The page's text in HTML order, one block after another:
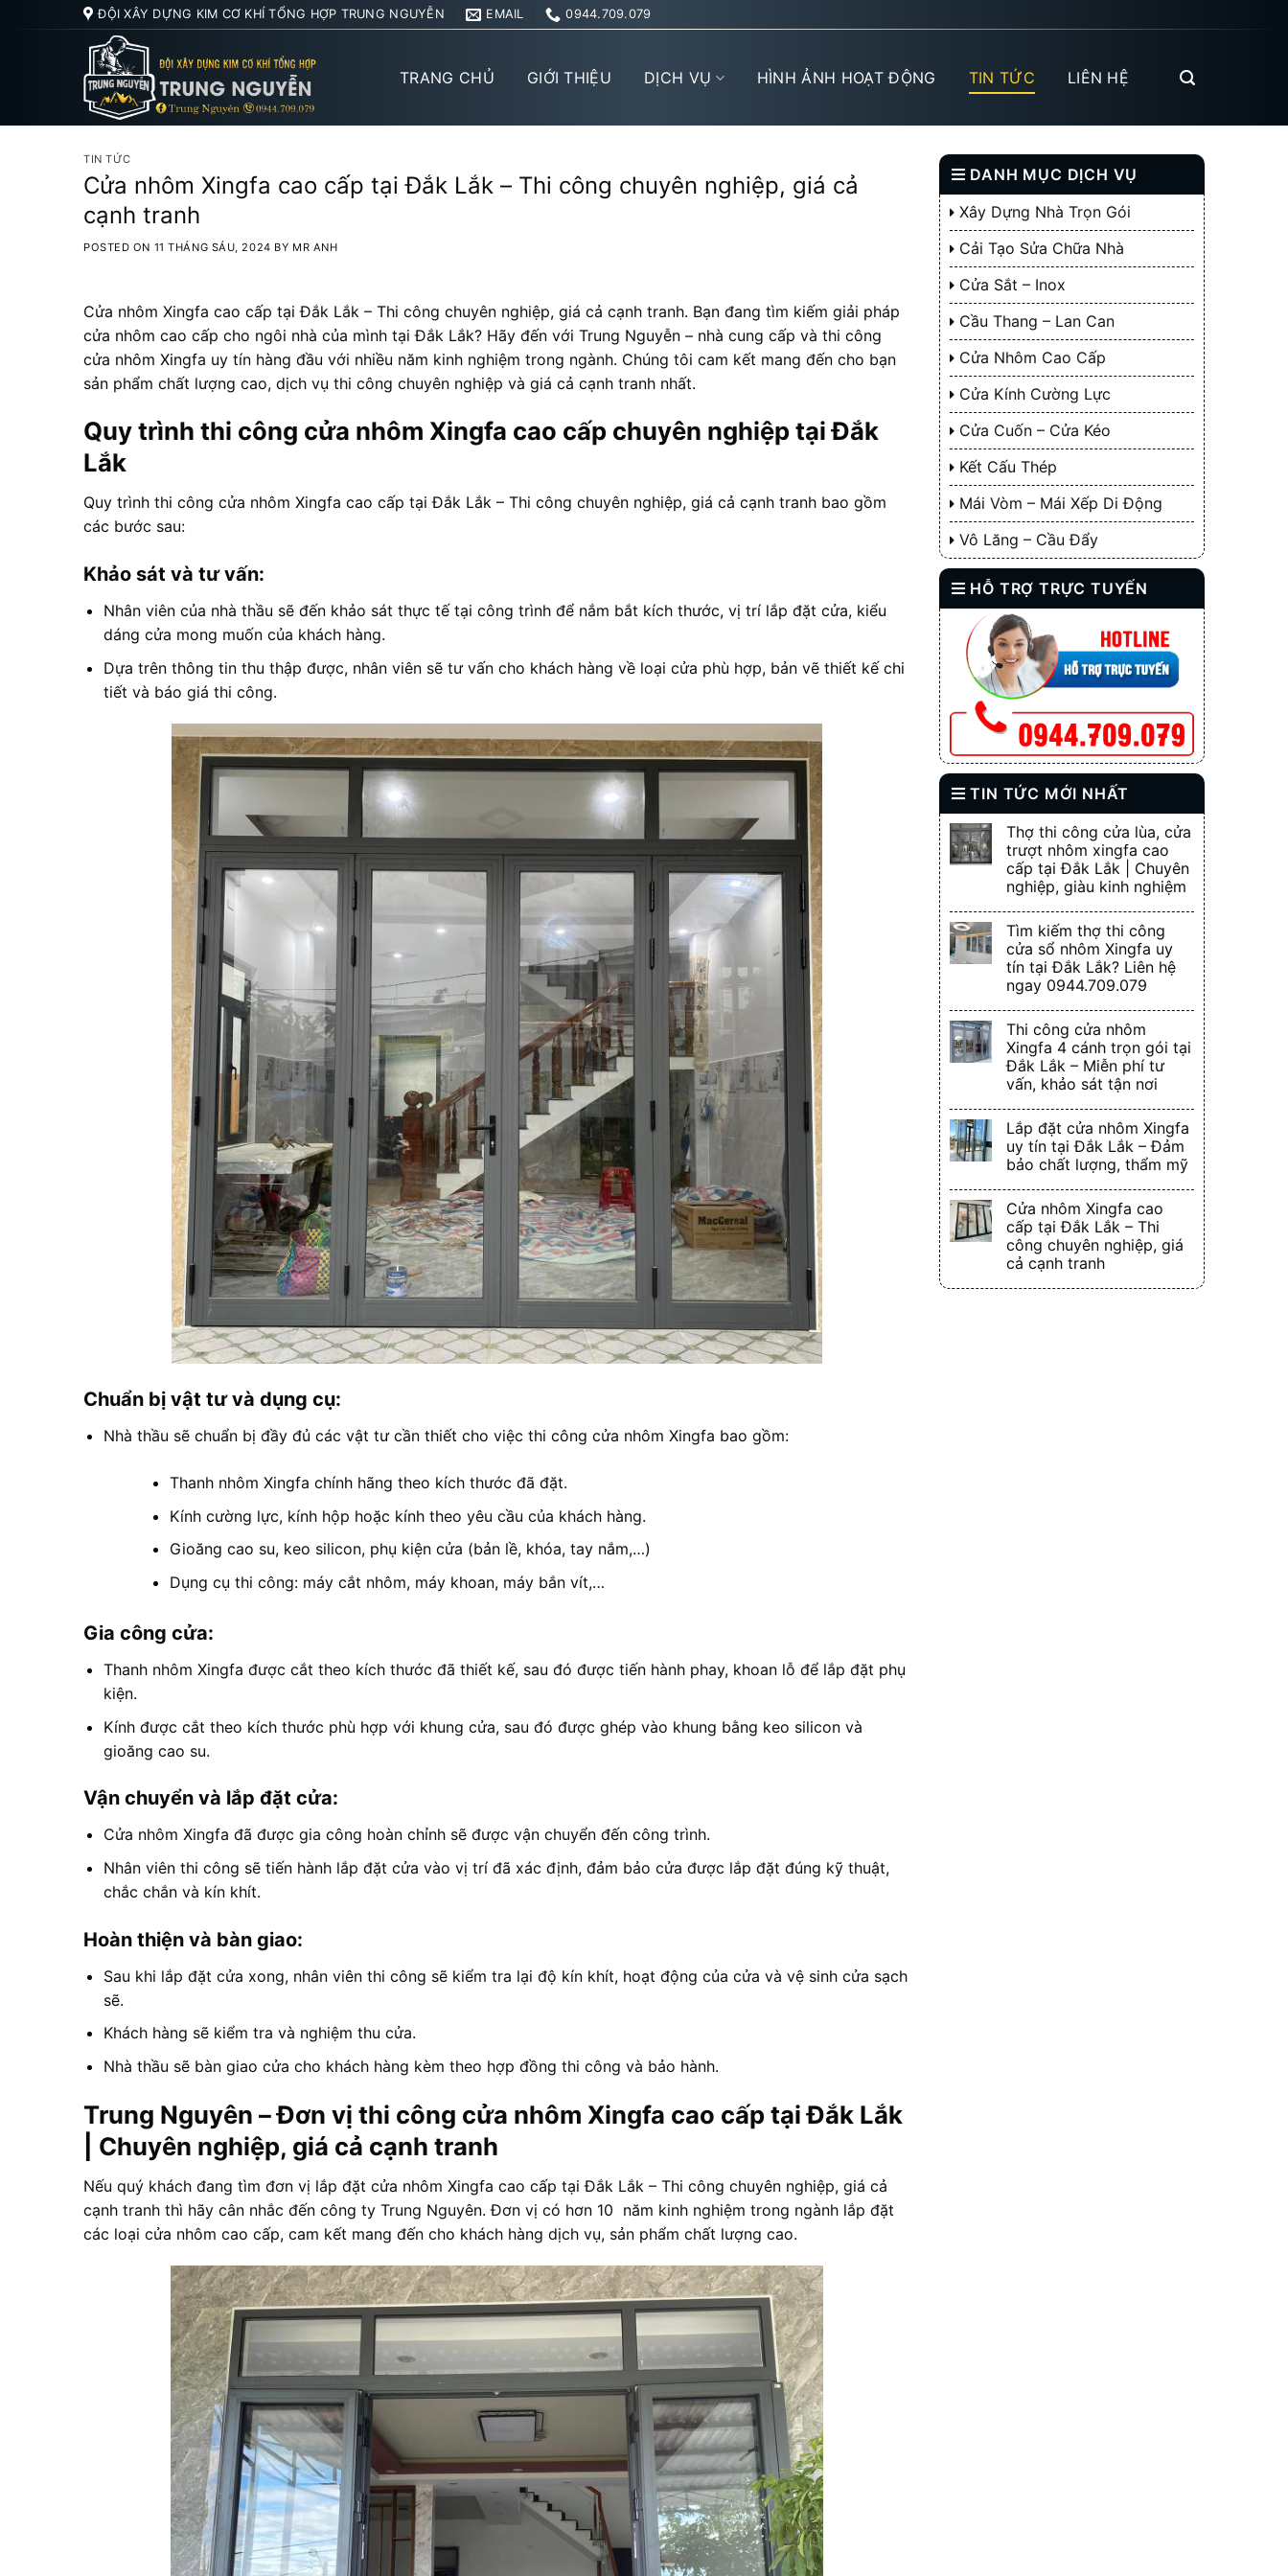
ĐỘI XÂY DỰNG KIM CƠ KHÍ TỔNG HỢP TRUNG NGUYỄN EMAIL 0944.709.079
TRANG CHỦ GIỚI THIỆU DỊCH VỤ HÌNH ẢNH HOẠT ĐỘNG TIN TỨC LIÊN HỆ
TIN TỨC
Cửa nhôm Xingfa cao cấp tại Đắk Lắk – Thi công chuyên nghiệp, giá cả
cạnh tranh
POSTED ON 11 THÁNG SÁU, 2024 BY MR ANH
Cửa nhôm Xingfa cao cấp tại Đắk Lắk – Thi công chuyên nghiệp, giá cả cạnh tranh. Bạn đang tìm kiếm giải pháp
cửa nhôm cao cấp cho ngôi nhà của mình tại Đắk Lắk? Hãy đến với Trung Nguyễn – nhà cung cấp và thi công
cửa nhôm Xingfa uy tín hàng đầu với nhiều năm kinh nghiệm trong ngành. Chúng tôi cam kết mang đến cho bạn
sản phẩm chất lượng cao, dịch vụ thi công chuyên nghiệp và giá cả cạnh tranh nhất.
Quy trình thi công cửa nhôm Xingfa cao cấp chuyên nghiệp tại Đắk
Lắk
Quy trình thi công cửa nhôm Xingfa cao cấp tại Đắk Lắk – Thi công chuyên nghiệp, giá cả cạnh tranh bao gồm
các bước sau:
Khảo sát và tư vấn:
Nhân viên của nhà thầu sẽ đến khảo sát thực tế tại công trình để nắm bắt kích thước, vị trí lắp đặt cửa, kiểu
dáng cửa mong muốn của khách hàng.
Dựa trên thông tin thu thập được, nhân viên sẽ tư vấn cho khách hàng về loại cửa phù hợp, bản vẽ thiết kế chi
tiết và báo giá thi công.
Chuẩn bị vật tư và dụng cụ:
Nhà thầu sẽ chuẩn bị đầy đủ các vật tư cần thiết cho việc thi công cửa nhôm Xingfa bao gồm:
Thanh nhôm Xingfa chính hãng theo kích thước đã đặt.
Kính cường lực, kính hộp hoặc kính theo yêu cầu của khách hàng.
Gioăng cao su, keo silicon, phụ kiện cửa (bản lề, khóa, tay nắm,…)
Dụng cụ thi công: máy cắt nhôm, máy khoan, máy bắn vít,…
Gia công cửa:
Thanh nhôm Xingfa được cắt theo kích thước đã thiết kế, sau đó được tiến hành phay, khoan lỗ để lắp đặt phụ
kiện.
Kính được cắt theo kích thước phù hợp với khung cửa, sau đó được ghép vào khung bằng keo silicon và
gioăng cao su.
Vận chuyển và lắp đặt cửa:
Cửa nhôm Xingfa đã được gia công hoàn chỉnh sẽ được vận chuyển đến công trình.
Nhân viên thi công sẽ tiến hành lắp đặt cửa vào vị trí đã xác định, đảm bảo cửa được lắp đặt đúng kỹ thuật,
chắc chắn và kín khít.
Hoàn thiện và bàn giao:
Sau khi lắp đặt cửa xong, nhân viên thi công sẽ kiểm tra lại độ kín khít, hoạt động của cửa và vệ sinh cửa sạch
sẽ.
Khách hàng sẽ kiểm tra và nghiệm thu cửa.
Nhà thầu sẽ bàn giao cửa cho khách hàng kèm theo hợp đồng thi công và bảo hành.
Trung Nguyên – Đơn vị thi công cửa nhôm Xingfa cao cấp tại Đắk Lắk
| Chuyên nghiệp, giá cả cạnh tranh
Nếu quý khách đang tìm đơn vị lắp đặt cửa nhôm Xingfa cao cấp tại Đắk Lắk – Thi công chuyên nghiệp, giá cả
cạnh tranh thì hãy cân nhắc đến công ty Trung Nguyên. Đơn vị có hơn 10 năm kinh nghiệm trong ngành lắp đặt
các loại cửa nhôm cao cấp, cam kết mang đến cho khách hàng dịch vụ, sản phẩm chất lượng cao.
DANH MỤC DỊCH VỤ
Xây Dựng Nhà Trọn Gói
Cải Tạo Sửa Chữa Nhà
Cửa Sắt – Inox
Cầu Thang – Lan Can
Cửa Nhôm Cao Cấp
Cửa Kính Cường Lực
Cửa Cuốn – Cửa Kéo
Kết Cấu Thép
Mái Vòm – Mái Xếp Di Động
Vô Lăng – Cầu Đẩy
HỖ TRỢ TRỰC TUYẾN
TIN TỨC MỚI NHẤT
Thợ thi công cửa lùa, cửa
trượt nhôm xingfa cao
cấp tại Đắk Lắk | Chuyên
nghiệp, giàu kinh nghiệm
Tìm kiếm thợ thi công
cửa sổ nhôm Xingfa uy
tín tại Đắk Lắk? Liên hệ
ngay 0944.709.079
Thi công cửa nhôm
Xingfa 4 cánh trọn gói tại
Đắk Lắk – Miễn phí tư
vấn, khảo sát tận nơi
Lắp đặt cửa nhôm Xingfa
uy tín tại Đắk Lắk – Đảm
bảo chất lượng, thẩm mỹ
Cửa nhôm Xingfa cao
cấp tại Đắk Lắk – Thi
công chuyên nghiệp, giá
cả cạnh tranh